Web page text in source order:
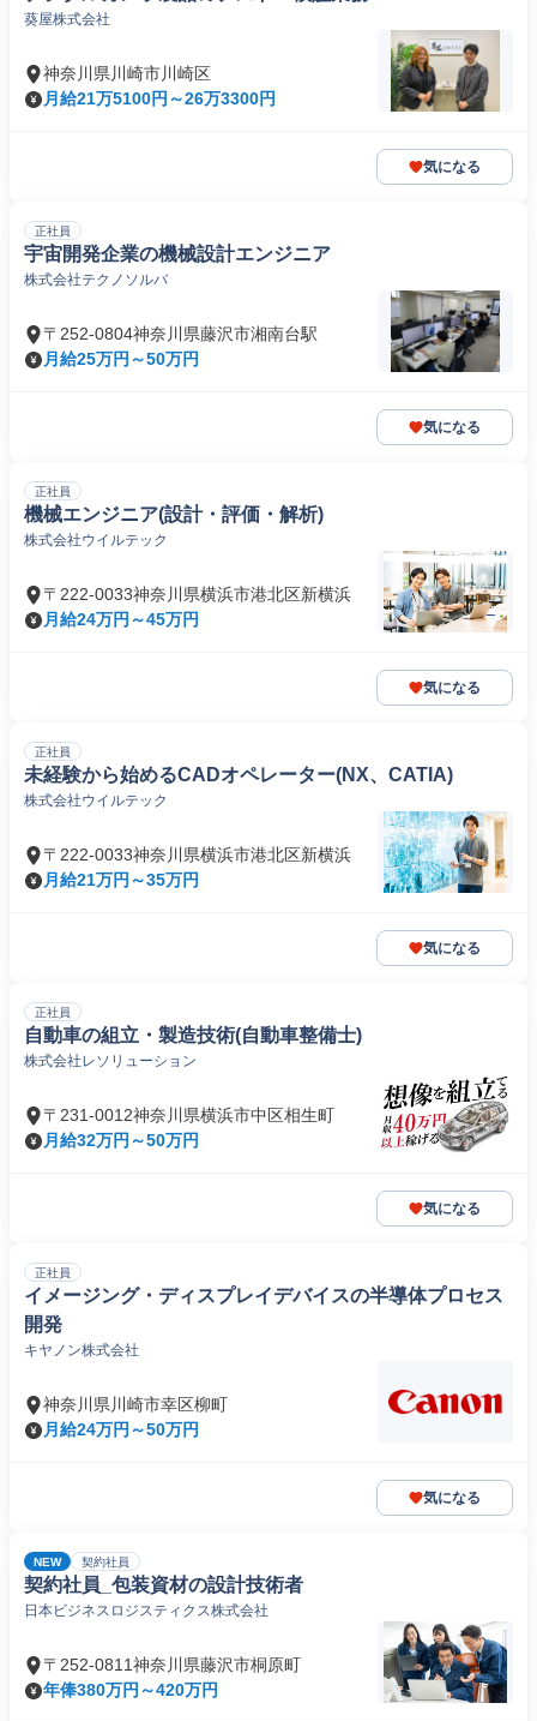
葵屋株式会社
神奈川県川崎市川崎区
月給21万5100円～26万3300円
気になる
正社員
宇宙開発企業の機械設計エンジニア
株式会社テクノソルバ
〒252-0804神奈川県藤沢市湘南台駅
月給25万円～50万円
気になる
正社員
機械エンジニア(設計・評価・解析)
株式会社ウイルテック
〒222-0033神奈川県横浜市港北区新横浜
月給24万円～45万円
気になる
正社員
未経験から始めるCADオペレーター(NX、CATIA)
株式会社ウイルテック
〒222-0033神奈川県横浜市港北区新横浜
月給21万円～35万円
気になる
正社員
自動車の組立・製造技術(自動車整備士)
株式会社レソリューション
〒231-0012神奈川県横浜市中区相生町
月給32万円～50万円
気になる
正社員
イメージング・ディスプレイデバイスの半導体プロセス
開発
キヤノン株式会社
神奈川県川崎市幸区柳町
月給24万円～50万円
気になる
NEW 契約社員
契約社員_包装資材の設計技術者
日本ビジネスロジスティクス株式会社
〒252-0811神奈川県藤沢市桐原町
年俸380万円～420万円